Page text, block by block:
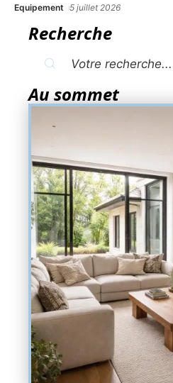
Equipement 5 juillet 2026
Recherche
Au sommet